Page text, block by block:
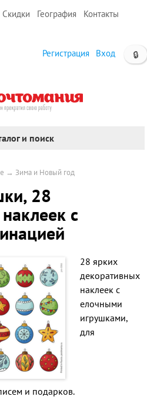
Скидки География
Контакты
🔒
Регистрация Вход
и поиск
→Зима и Новый год
28
с
28 ярких
декоративных
наклеек с
елочными
игрушками,
для
и подарков.